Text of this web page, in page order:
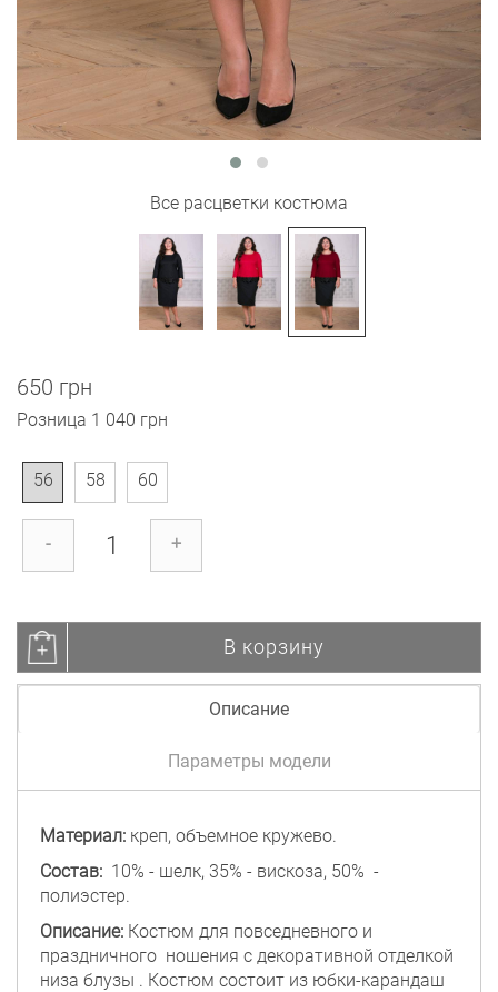
Все расцветки костюма
650 грн
Розница 1 040 грн
56 58 60
- +
В корзину
Описание
Параметры модели
Материал: креп, объемное кружево.
Состав: 10% - шелк, 35% - вискоза, 50% -
полиэстер.
Описание: Костюм для повседневного и
праздничного ношения с декоративной отделкой
низа блузы . Костюм состоит из юбки-карандаш